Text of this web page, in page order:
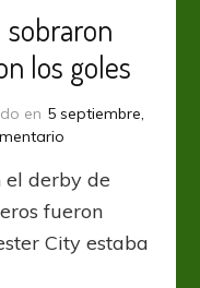
sobraron
los goles
en 5 septiembre,
en
En
Liverpool
emociones
derby de
fueron
City estaba